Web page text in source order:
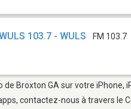
103.7 - WULS FM 103.7
de Broxton GA sur votre iPhone,
contactez-nous à travers le